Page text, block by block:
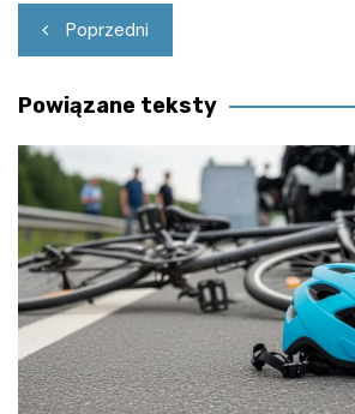
Nawigacja
wpisu
Poprzedni
Powiązane teksty